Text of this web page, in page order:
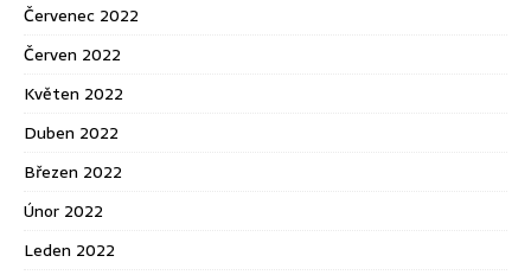
Červenec 2022
Červen 2022
Květen 2022
Duben 2022
Březen 2022
Únor 2022
Leden 2022